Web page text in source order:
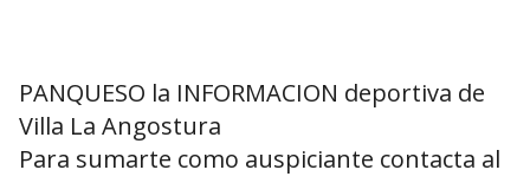
PANQUESO la INFORMACION deportiva de
Villa La Angostura
Para sumarte como auspiciante contacta al